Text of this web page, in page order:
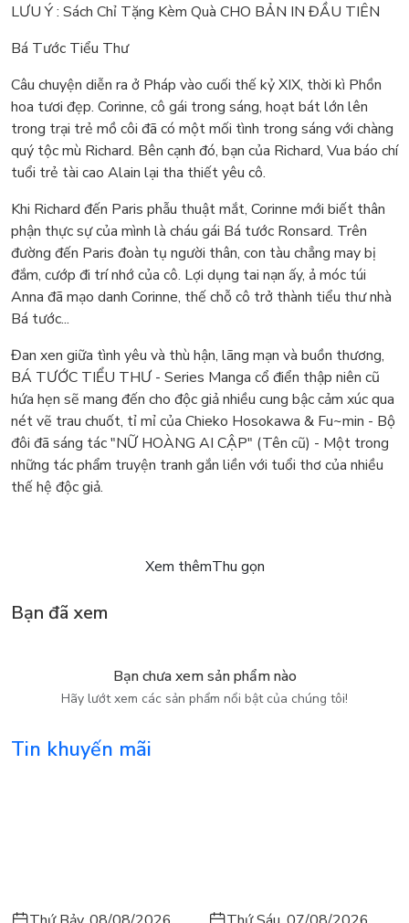
LƯU Ý : Sách Chỉ Tặng Kèm Quà CHO BẢN IN ĐẦU TIÊN
Bá Tước Tiểu Thư
Câu chuyện diễn ra ở Pháp vào cuối thế kỷ XIX, thời kì Phồn
hoa tươi đẹp. Corinne, cô gái trong sáng, hoạt bát lớn lên
trong trại trẻ mồ côi đã có một mối tình trong sáng với chàng
quý tộc mù Richard. Bên cạnh đó, bạn của Richard, Vua báo chí
tuổi trẻ tài cao Alain lại tha thiết yêu cô.
Khi Richard đến Paris phẫu thuật mắt, Corinne mới biết thân
phận thực sự của mình là cháu gái Bá tước Ronsard. Trên
đường đến Paris đoàn tụ người thân, con tàu chẳng may bị
đắm, cướp đi trí nhớ của cô. Lợi dụng tai nạn ấy, ả móc túi
Anna đã mạo danh Corinne, thế chỗ cô trở thành tiểu thư nhà
Bá tước...
Đan xen giữa tình yêu và thù hận, lãng mạn và buồn thương,
BÁ TƯỚC TIỂU THƯ - Series Manga cổ điển thập niên cũ
hứa hẹn sẽ mang đến cho độc giả nhiều cung bậc cảm xúc qua
nét vẽ trau chuốt, tỉ mỉ của Chieko Hosokawa & Fu~min - Bộ
đôi đã sáng tác "NỮ HOÀNG AI CẬP" (Tên cũ) - Một trong
những tác phẩm truyện tranh gắn liền với tuổi thơ của nhiều
thế hệ độc giả.
Xem thêmThu gọn
Bạn đã xem
Bạn chưa xem sản phẩm nào
Hãy lướt xem các sản phẩm nổi bật của chúng tôi!
Tin khuyến mãi